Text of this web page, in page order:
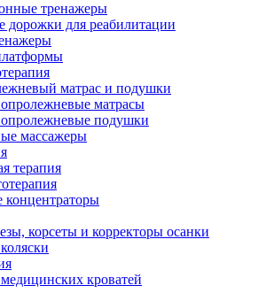
тренажеры
дорожки для реабилитации
матрас и подушки
матрасы
подушки
массажеры
терапия
корсеты и корректоры осанки
кроватей